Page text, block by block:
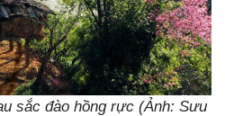
sắc đào hồng rực (Ảnh: Sưu